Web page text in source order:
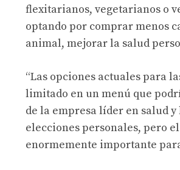
flexitarianos, vegetarianos o
optando por comprar menos
animal, mejorar la salud
“Las opciones actuales para
limitado en un menú que
de la empresa líder en salud
elecciones personales, pero
enormemente importante